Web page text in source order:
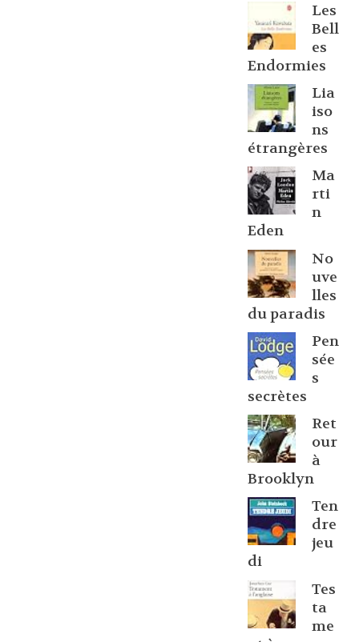
Les
Bell
es
Endormies
Lia
iso
ns
étrangères
Ma
rti
n
Eden
No
uve
lles
du paradis
Pen
sée
s
secrètes
Ret
our
à
Brooklyn
Ten
dre
jeu
di
Tes
ta
me